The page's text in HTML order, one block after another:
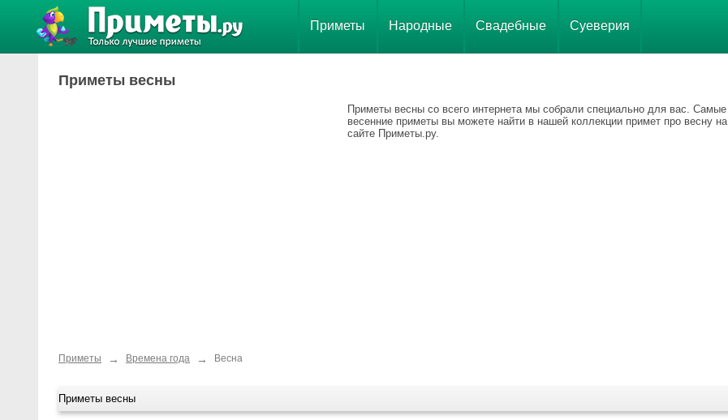
Приметы Народные Свадебные Суеверия
Приметы весны
Приметы весны со всего интернета мы собрали специально для вас. Самые
весенние приметы вы можете найти в нашей коллекции примет про весну на
сайте Приметы.ру.
Приметы → Времена года → Весна
Приметы весны